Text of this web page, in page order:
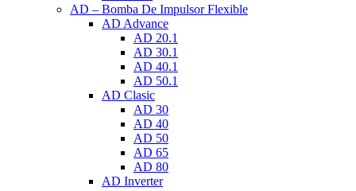
AD – Bomba De Impulsor Flexible
AD Advance
AD 20.1
AD 30.1
AD 40.1
AD 50.1
AD Clasic
AD 30
AD 40
AD 50
AD 65
AD 80
AD Inverter